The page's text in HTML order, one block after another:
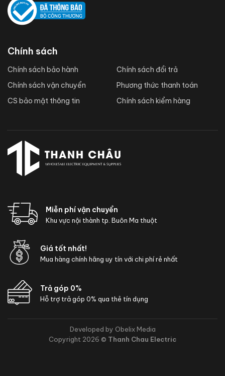
Chính sách
Chính sách bảo hành
Chính sách vận chuyển
CS bảo mật thông tin
Chính sách đổi trả
Phương thức thanh toán
Chính sách kiểm hàng
Miễn phí vận chuyển
Khu vực nội thành tp. Buôn Ma thuột
Giá tốt nhất!
Mua hàng chính hãng uy tín với chi phí rẻ nhất
Trả góp 0%
Hỗ trợ trả góp 0% qua thẻ tín dụng
Developed by Obelix Media
Copyright 2026 © Thanh Chau Electric